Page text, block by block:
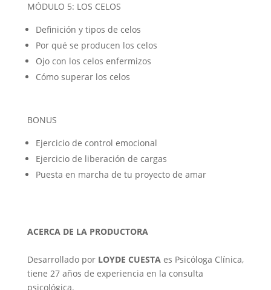
MÓDULO 5: LOS CELOS
Definición y tipos de celos
Por qué se producen los celos
Ojo con los celos enfermizos
Cómo superar los celos
BONUS
Ejercicio de control emocional
Ejercicio de liberación de cargas
Puesta en marcha de tu proyecto de amar
ACERCA DE LA PRODUCTORA
Desarrollado por LOYDE CUESTA es Psicóloga Clínica,
tiene 27 años de experiencia en la consulta
psicológica.